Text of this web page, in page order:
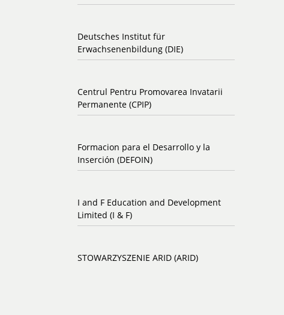
Deutsches Institut für
Erwachsenenbildung (DIE)
Centrul Pentru Promovarea Invatarii
Permanente (CPIP)
Formacion para el Desarrollo y la
Inserción (DEFOIN)
I and F Education and Development
Limited (I & F)
STOWARZYSZENIE ARID (ARID)